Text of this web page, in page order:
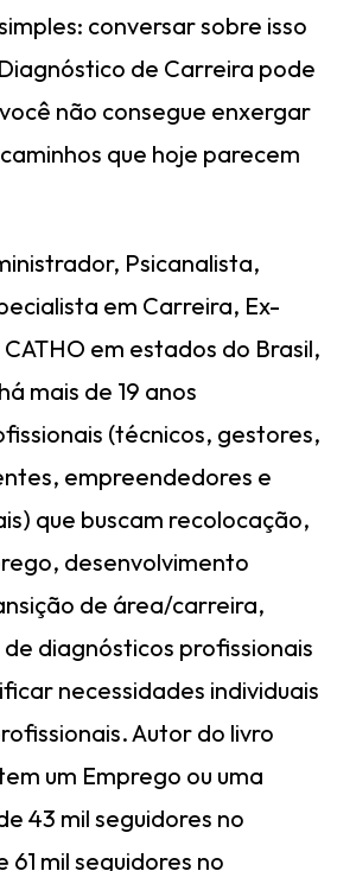
conversar sobre isso
de Carreira pode
não consegue enxergar
que hoje parecem
Psicanalista,
em Carreira, Ex-
em estados do Brasil,
mais de 19 anos
(técnicos, gestores,
empreendedores e
que buscam recolocação,
desenvolvimento
de área/carreira,
diagnósticos profissionais
necessidades individuais
Autor do livro
um Emprego ou uma
43 mil seguidores no
61 mil seguidores no